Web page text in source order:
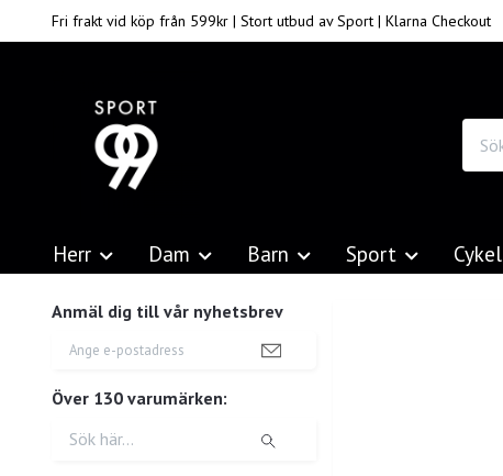
Fri frakt vid köp från 599kr | Stort utbud av Sport | Klarna Checkout
Herr Dam Barn Sport Cykel
Anmäl dig till vår nyhetsbrev
Över 130 varumärken: